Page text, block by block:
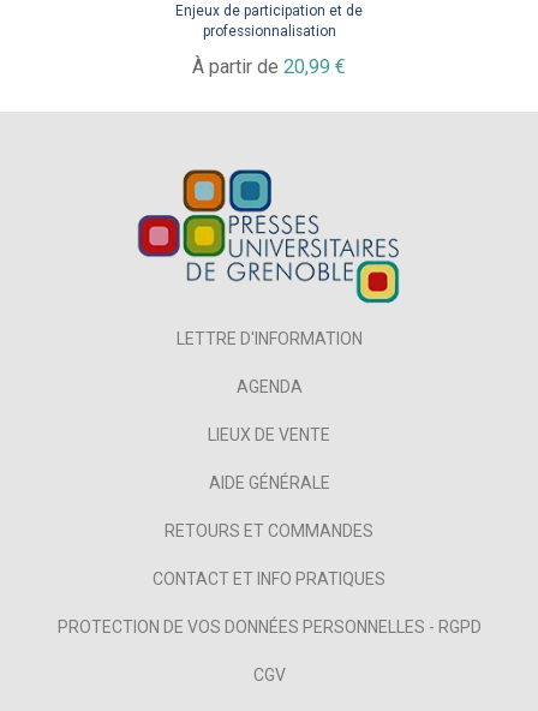
Enjeux de participation et de
professionnalisation
À partir de 20,99 €
LETTRE D'INFORMATION
AGENDA
LIEUX DE VENTE
AIDE GÉNÉRALE
RETOURS ET COMMANDES
CONTACT ET INFO PRATIQUES
PROTECTION DE VOS DONNÉES PERSONNELLES - RGPD
CGV